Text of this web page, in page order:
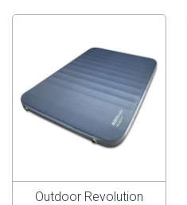
Outdoor Revolution